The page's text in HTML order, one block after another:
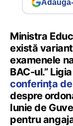
Ministra
există
examenele
BAC-ul.”
conferința
despre
Iunie de
pentru